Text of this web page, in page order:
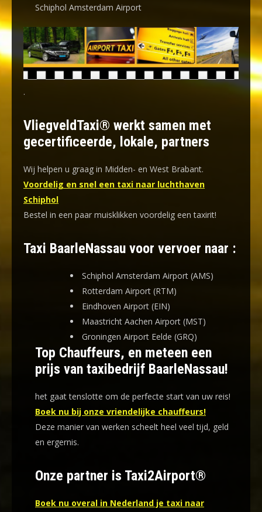
Schiphol Amsterdam Airport
.
VliegveldTaxi® werkt samen met
gecertificeerde, lokale, partners
Wij helpen u graag in Midden- en West Brabant.
Voordelig en snel een taxi naar luchthaven
Schiphol
Bestel in een paar muisklikken voordelig een taxirit!
Taxi BaarleNassau voor vervoer naar :
Schiphol Amsterdam Airport (AMS)
Rotterdam Airport (RTM)
Eindhoven Airport (EIN)
Maastricht Aachen Airport (MST)
Groningen Airport Eelde (GRQ)
Top Chauffeurs, en meteen een
prijs van taxibedrijf BaarleNassau!
het gaat tenslotte om de perfecte start van uw reis!
Boek nu bij onze vriendelijke chauffeurs!
Deze manier van werken scheelt heel veel tijd, geld
en ergernis.
Onze partner is Taxi2Airport®
Boek nu overal in Nederland je taxi naar